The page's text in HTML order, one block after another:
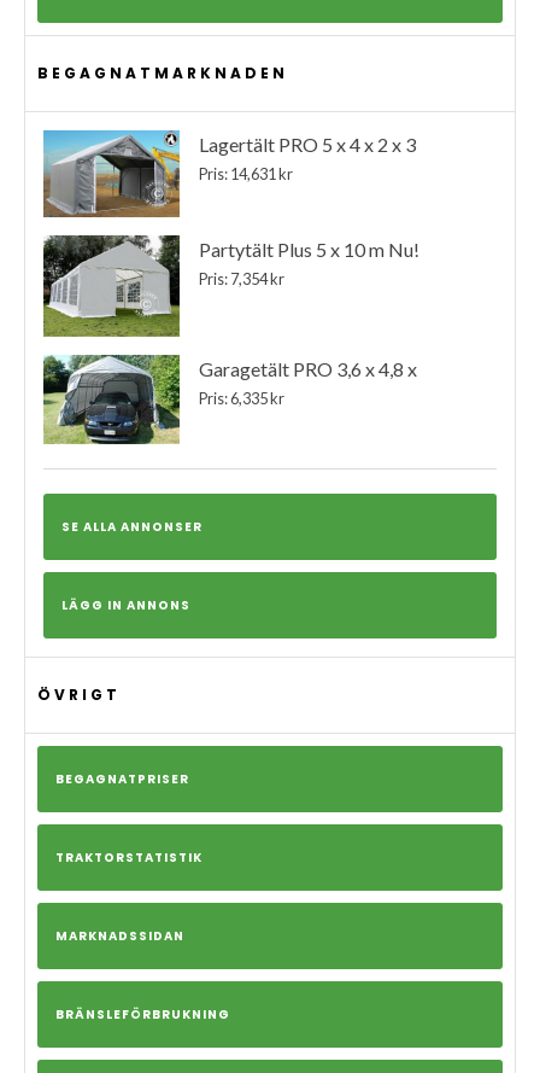
BEGAGNATMARKNADEN
Lagertält PRO 5 x 4 x 2 x 3
Pris: 14,631 kr
Partytält Plus 5 x 10 m Nu!
Pris: 7,354 kr
Garagetält PRO 3,6 x 4,8 x
Pris: 6,335 kr
SE ALLA ANNONSER
LÄGG IN ANNONS
ÖVRIGT
BEGAGNATPRISER
TRAKTORSTATISTIK
MARKNADSSIDAN
BRÄNSLEFÖRBRUKNING